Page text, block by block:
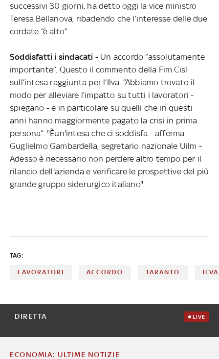
successivi 30 giorni, ha detto oggi la vice ministro
Teresa Bellanova, ribadendo che l’interesse delle due
cordate “è alto”.
Soddisfatti i sindacati - Un accordo “assolutamente
importante”. Questo il commento della Fim Cisl
sull’intesa raggiunta per l’Ilva. “Abbiamo trovato il
modo per alleviare l’impatto su tutti i lavoratori -
spiegano - e in particolare su quelli che in questi
anni hanno maggiormente pagato la crisi in prima
persona”. "Èun'intesa che ci soddisfa - afferma
Guglielmo Gambardella, segretario nazionale Uilm -
Adesso è necessario non perdere altro tempo per il
rilancio dell'azienda e verificare le prospettive del più
grande gruppo siderurgico italiano".
TAG:
LAVORATORI ACCORDO TARANTO ILVA
DIRETTA LIVE
ECONOMIA: ULTIME NOTIZIE